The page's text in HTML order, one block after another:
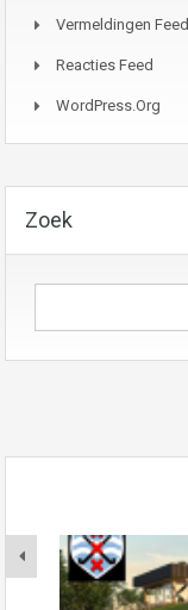
Vermeldingen Feed
Reacties Feed
WordPress.org
Zoek